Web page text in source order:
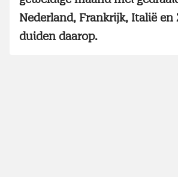
Nederland, Frankrijk, Italië en
duiden daarop.